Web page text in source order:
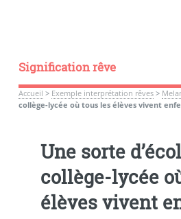
Signification rêve
Accueil > Exemple interprétation rêves>
collège-lycée où tous les élèves vivent
Une sorte
collège-lycée
élèves vivent